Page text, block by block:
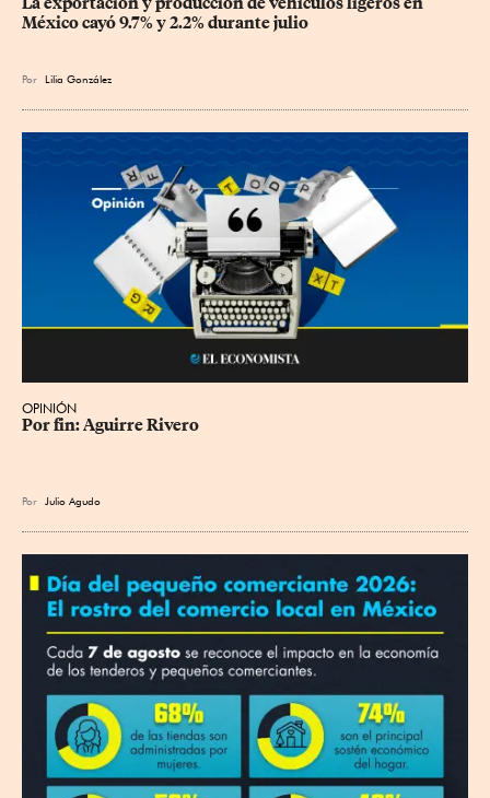
México cayó 9.7% y 2.2% durante julio
Por Lilia González
OPINIÓN
Por fin: Aguirre Rivero
Por Julio Agudo